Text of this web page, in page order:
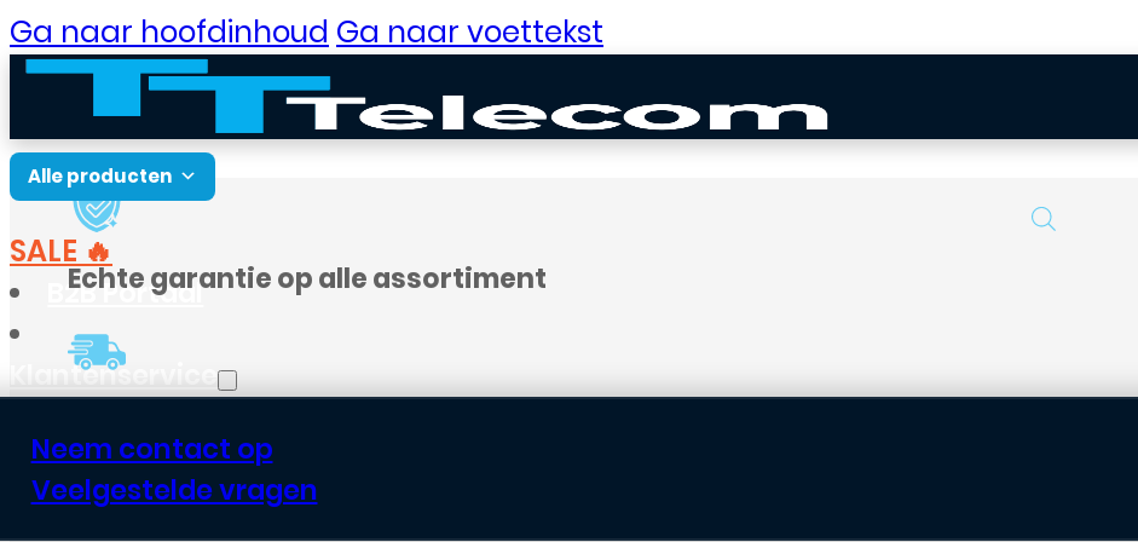
Ga naar hoofdinhoud Ga naar voettekst
Alle producten
SALE 🔥
B2B Portaal
Klantenservice
Neem contact op
Veelgestelde vragen
Echte garantie op alle assortiment